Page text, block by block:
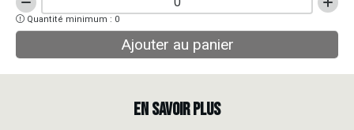
quantité
de
TAPIS
DE
Quantité minimum : 0
Ajouter au panier
EN SAVOIR PLUS